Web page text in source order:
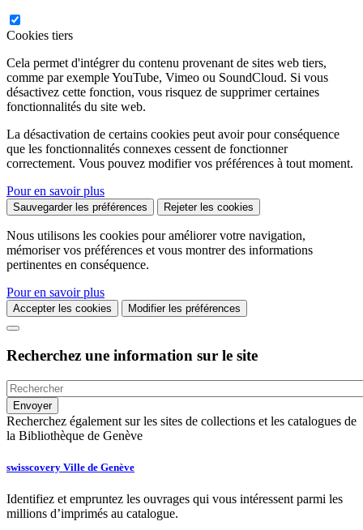
Cookies tiers
Cela permet d'intégrer du contenu provenant de sites web tiers,
comme par exemple YouTube, Vimeo ou SoundCloud. Si vous
désactivez cette fonction, vous risquez de supprimer certaines
fonctionnalités du site web.
La désactivation de certains cookies peut avoir pour conséquence
que les fonctionnalités connexes cessent de fonctionner
correctement. Vous pouvez modifier vos préférences à tout moment.
Pour en savoir plus
Sauvegarder les préférences Rejeter les cookies
Nous utilisons les cookies pour améliorer votre navigation,
mémoriser vos préférences et vous montrer des informations
pertinentes en conséquence.
Pour en savoir plus
Accepter les cookies Modifier les préférences
Recherchez une information sur le site
Recherchez également sur les sites de collections et les catalogues de
la Bibliothèque de Genève
swisscovery Ville de Genève
Identifiez et empruntez les ouvrages qui vous intéressent parmi les
millions d’imprimés au catalogue.